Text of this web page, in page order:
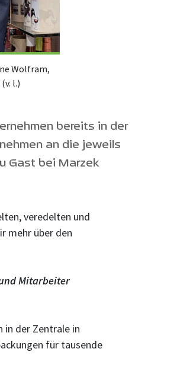
Wolfram,
l.)
bereits in der
an die jeweils
Gast bei Marzek
veredelten und
mehr über den
Mitarbeiter
in der Zentrale in
für tausende